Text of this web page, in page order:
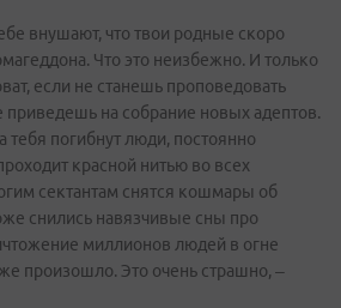
внушают, что твои родные скоро
Что это неизбежно. И только
если не станешь проповедовать
на собрание новых адептов.
тебя погибнут люди, постоянно
красной нитью во всех
сектантам снятся кошмары об
снились навязчивые сны про
миллионов людей в огне
произошло. Это очень страшно, –